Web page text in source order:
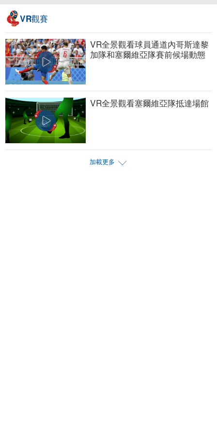
VR觀賽
VR全景觀看球員通道內哥斯達黎
加隊和塞爾維亞隊賽前候場動態
VR全景觀看塞爾維亞隊抵達場館
加載更多